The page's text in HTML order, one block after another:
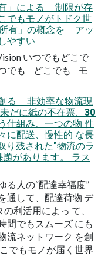
」による 制限が存
もモノがトドク世
有」の概念を アッ
やすい
いつでもどこで
でも どこでも モ
る 非効率な物流現
だに紙の不在票、30
仕組み、一つの物 件
に配送、慢性的 な長
り残された"物流のラ
があります。 ラス
る人の“配達幸福度”
通して、配達荷物 デ
利活用によっ て、
間でもスムーズ にも
流ネットワーク を創
でもモノが届く世界